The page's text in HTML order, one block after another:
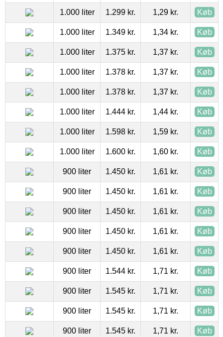
1.000 liter 1.299 kr. 1,29 kr. Køb
1.000 liter 1.349 kr. 1,34 kr. Køb
1.000 liter 1.375 kr. 1,37 kr. Køb
1.000 liter 1.378 kr. 1,37 kr. Køb
1.000 liter 1.378 kr. 1,37 kr. Køb
1.000 liter 1.444 kr. 1,44 kr. Køb
1.000 liter 1.598 kr. 1,59 kr. Køb
1.000 liter 1.600 kr. 1,60 kr. Køb
900 liter 1.450 kr. 1,61 kr. Køb
900 liter 1.450 kr. 1,61 kr. Køb
900 liter 1.450 kr. 1,61 kr. Køb
900 liter 1.450 kr. 1,61 kr. Køb
900 liter 1.450 kr. 1,61 kr. Køb
900 liter 1.544 kr. 1,71 kr. Køb
900 liter 1.545 kr. 1,71 kr. Køb
900 liter 1.545 kr. 1,71 kr. Køb
900 liter 1.545 kr. 1,71 kr. Køb